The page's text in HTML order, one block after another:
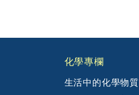
化學專欄
生活中的化學物質